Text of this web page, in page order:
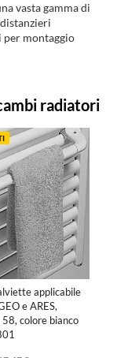
vasta gamma di
montaggio
radiatori
applicabile
e ARES,
58, colore bianco